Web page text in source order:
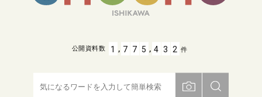
公開資料数 1 , 7 7 5 , 4 3 2 件